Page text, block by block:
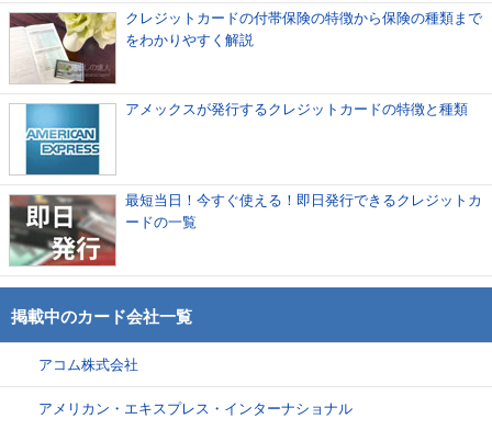
クレジットカードの付帯保険の特徴から保険の種類まで
をわかりやすく解説
アメックスが発行するクレジットカードの特徴と種類
最短当日！今すぐ使える！即日発行できるクレジットカ
ードの一覧
掲載中のカード会社一覧
アコム株式会社
アメリカン・エキスプレス・インターナショナル